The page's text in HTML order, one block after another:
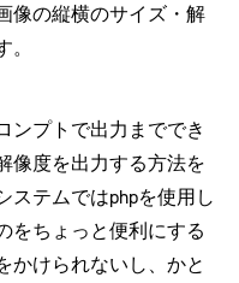
像の縦横のサイズ・解
ンプトで出力まででき
像度を出力する方法を
ステムではphpを使用し
をちょっと便利にする
かけられないし、かと